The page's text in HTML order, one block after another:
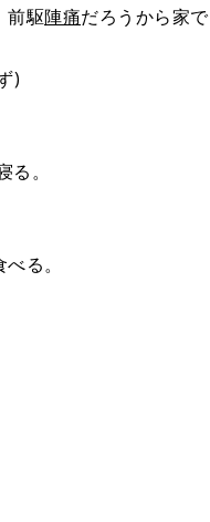
前駆陣痛だろうから家で
)
。
る。